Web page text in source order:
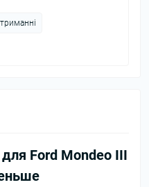
Ford Mondeo III